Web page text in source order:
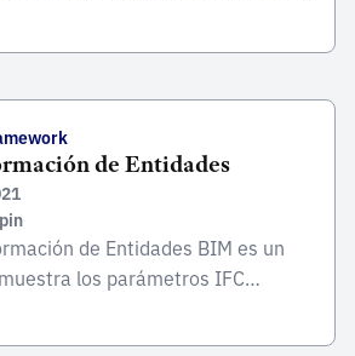
de todo el ciclo de vida de
sirve de marco global para
desde la concepción de un
de Entidades
de Entidades BIM es un
los parámetros IFC
proyecto en una estructura